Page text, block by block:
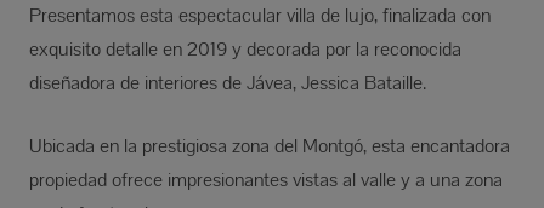
Presentamos esta espectacular villa de lujo, finalizada con
exquisito detalle en 2019 y decorada por la reconocida
diseñadora de interiores de Jávea, Jessica Bataille.
Ubicada en la prestigiosa zona del Montgó, esta encantadora
propiedad ofrece impresionantes vistas al valle y a una zona